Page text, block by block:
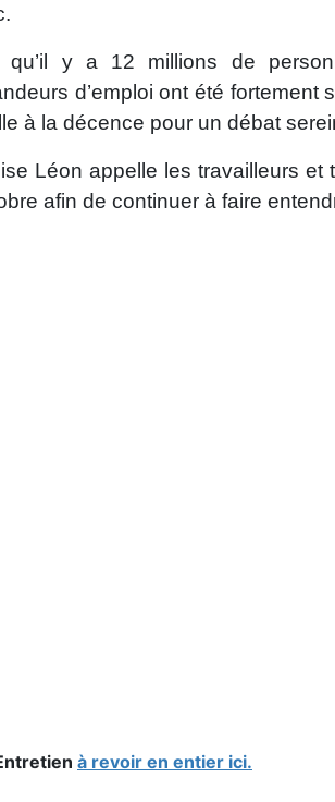
qu’il y a 12 millions de
d’emploi ont été
à la décence pour un débat
Léon appelle les travailleurs
afin de continuer à faire
à revoir en entier ici.